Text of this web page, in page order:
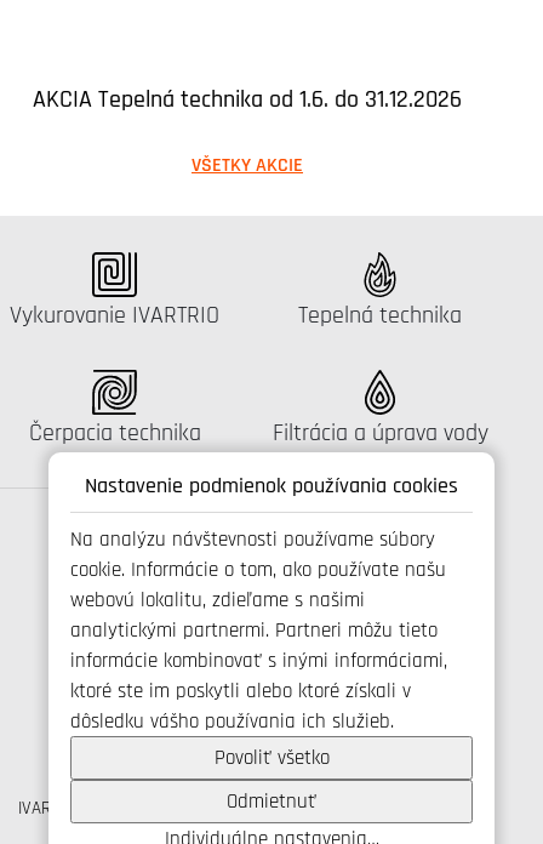
Nastavenie podmienok používania cookies
Na analýzu návštevnosti používame súbory
cookie. Informácie o tom, ako používate našu
webovú lokalitu, zdieľame s našimi
analytickými partnermi. Partneri môžu tieto
informácie kombinovať s inými informáciami,
ktoré ste im poskytli alebo ktoré získali v
dôsledku vášho používania ich služieb.
Povoliť všetko
Odmietnuť
Individuálne nastavenia…
AKCIA Tepelná technika od 1.6. do 31.12.2026
VŠETKY AKCIE
Katalógus:
Vykurovanie IVARTRIO Katalógus:
Tepelná technika
Katalógus:
Čerpacia technika Katalógus:
Filtrácia a úprava vody
Spojte se s námi
+421 346 214 431
info@ivarsk.sk
Ochrana osobných údajov
Cookies
IVAR CS spol. s r.o., Velvarská 9, Podhořany, 277 51 Nelahozeves
IČO: 45276935 DIČ: CZ45276935